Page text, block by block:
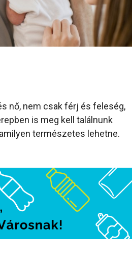
nő, nem csak férj és feleség,
is meg kell találnunk
természetes lehetne.